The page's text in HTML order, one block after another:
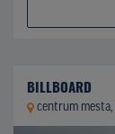
BILLBOARD
centrum mesta,